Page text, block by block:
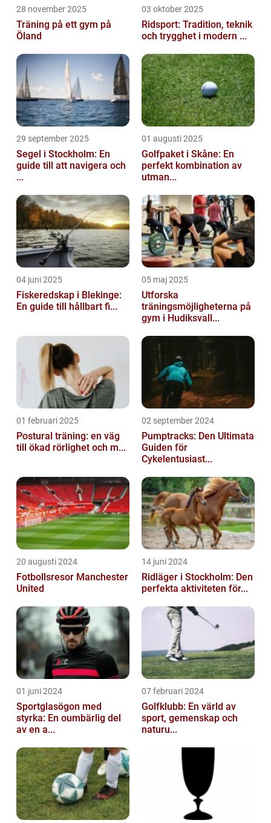
28 november 2025
Träning på ett gym på
Öland
03 oktober 2025
Ridsport: Tradition, teknik
och trygghet i modern ...
29 september 2025
Segel i Stockholm: En
guide till att navigera och
...
01 augusti 2025
Golfpaket i Skåne: En
perfekt kombination av
utman...
04 juni 2025
Fiskeredskap i Blekinge:
En guide till hållbart fi...
05 maj 2025
Utforska
träningsmöjligheterna på
gym i Hudiksvall...
01 februari 2025
Postural träning: en väg
till ökad rörlighet och m...
02 september 2024
Pumptracks: Den Ultimata
Guiden för
Cykelentusiast...
20 augusti 2024
Fotbollsresor Manchester
United
14 juni 2024
Ridläger i Stockholm: Den
perfekta aktiviteten för...
01 juni 2024
Sportglasögon med
styrka: En oumbärlig del
av en a...
07 februari 2024
Golfklubb: En värld av
sport, gemenskap och
naturu...